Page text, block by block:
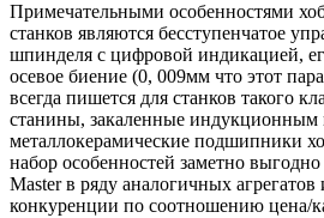
Примечательными особенностями
станков являются бесступенчатое
шпинделя с цифровой индикацией,
осевое биение (0, 009мм что этот
всегда пишется для станков такого
станины, закаленные индукционным
металлокерамические подшипники
набор особенностей заметно
Master в ряду аналогичных
конкуренции по соотношению цена/